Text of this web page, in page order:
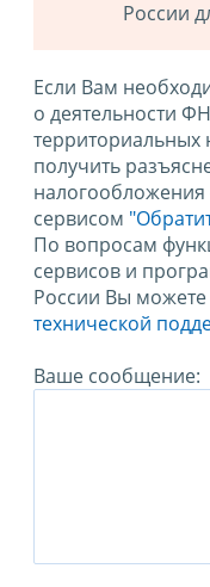
России
Если Вам
о деятельности
территориальных
получить
налогообложения
сервисом
По вопросам
сервисов и
России Вы можете
технической
Ваше сообщение: